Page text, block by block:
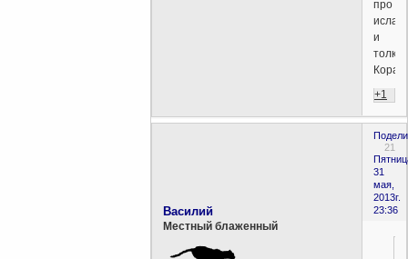
про
ислам
и
+1
21
31
мая,
2013г.
23:36
Василий
Местный блаженный